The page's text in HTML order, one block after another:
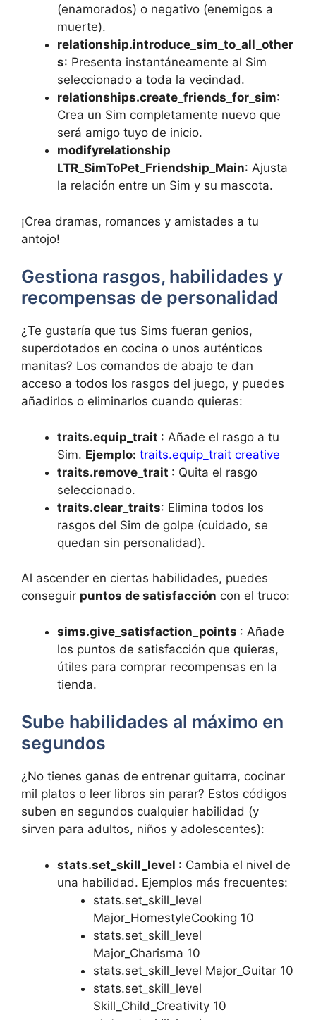
(enamorados) o negativo (enemigos a
muerte).
relationship.introduce_sim_to_all_other
s: Presenta instantáneamente al Sim
seleccionado a toda la vecindad.
relationships.create_friends_for_sim:
Crea un Sim completamente nuevo que
será amigo tuyo de inicio.
modifyrelationship
LTR_SimToPet_Friendship_Main: Ajusta
la relación entre un Sim y su mascota.
¡Crea dramas, romances y amistades a tu
antojo!
Gestiona rasgos, habilidades y
recompensas de personalidad
¿Te gustaría que tus Sims fueran genios,
superdotados en cocina o unos auténticos
manitas? Los comandos de abajo te dan
acceso a todos los rasgos del juego, y puedes
añadirlos o eliminarlos cuando quieras:
traits.equip_trait : Añade el rasgo a tu
Sim. Ejemplo: traits.equip_trait creative
traits.remove_trait : Quita el rasgo
seleccionado.
traits.clear_traits: Elimina todos los
rasgos del Sim de golpe (cuidado, se
quedan sin personalidad).
Al ascender en ciertas habilidades, puedes
conseguir puntos de satisfacción con el truco:
sims.give_satisfaction_points : Añade
los puntos de satisfacción que quieras,
útiles para comprar recompensas en la
tienda.
Sube habilidades al máximo en
segundos
¿No tienes ganas de entrenar guitarra, cocinar
mil platos o leer libros sin parar? Estos códigos
suben en segundos cualquier habilidad (y
sirven para adultos, niños y adolescentes):
stats.set_skill_level : Cambia el nivel de
una habilidad. Ejemplos más frecuentes:
stats.set_skill_level
Major_HomestyleCooking 10
stats.set_skill_level
Major_Charisma 10
stats.set_skill_level Major_Guitar 10
stats.set_skill_level
Skill_Child_Creativity 10